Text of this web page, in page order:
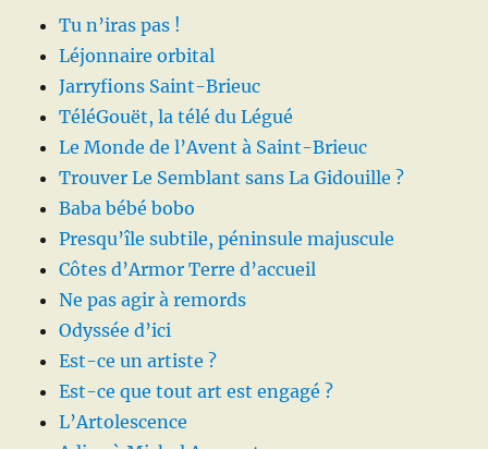
Tu n’iras pas !
Léjonnaire orbital
Jarryfions Saint-Brieuc
TéléGouët, la télé du Légué
Le Monde de l’Avent à Saint-Brieuc
Trouver Le Semblant sans La Gidouille ?
Baba bébé bobo
Presqu’île subtile, péninsule majuscule
Côtes d’Armor Terre d’accueil
Ne pas agir à remords
Odyssée d’ici
Est-ce un artiste ?
Est-ce que tout art est engagé ?
L’Artolescence